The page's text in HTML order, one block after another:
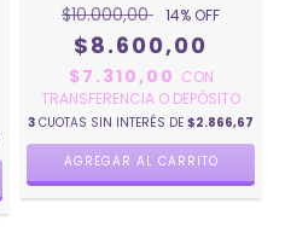
$10.000,00 14% OFF
$8.600,00
$7.310,00 CON
TRANSFERENCIA O DEPÓSITO
3 CUOTAS SIN INTERÉS DE $2.866,67